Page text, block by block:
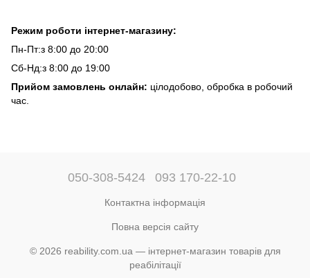
Режим роботи інтернет-магазину:
Пн-Пт:з 8:00 до 20:00
Сб-Нд:з 8:00 до 19:00
Прийом замовлень онлайн: цілодобово, обробка в робочий
час.
050-308-5424 093 170-22-10
Контактна інформація
Повна версія сайту
© 2026 reability.com.ua — інтернет-магазин товарів для
реабілітації